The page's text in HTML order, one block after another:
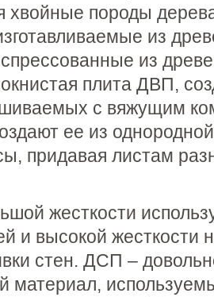
хвойные породы
из
из
плита ДВП,
с вяжущим
ее из
придавая листам
жесткости
и высокой жесткости
стен. ДСП –
материал,